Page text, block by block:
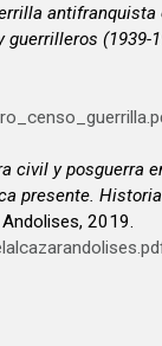
antifranquista
guerrilleros (1939-
civil y posguerra
presente.
2019.